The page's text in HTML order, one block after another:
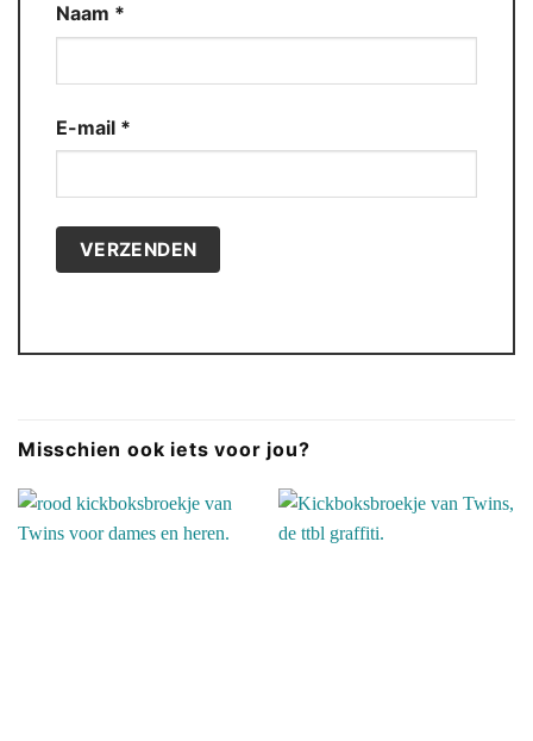
Naam *
E-mail *
Misschien ook iets voor jou?